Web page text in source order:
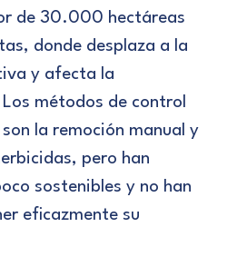
de 30.000 hectáreas
donde desplaza a la
y afecta la
métodos de control
la remoción manual y
pero han
sostenibles y no han
eficazmente su